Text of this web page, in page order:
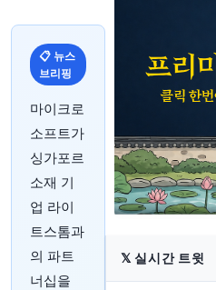
📋 뉴스
브리핑
마이크로
소프트가
싱가포르
소재 기
업 라이
트스톰과
의 파트
너십을
Hf Sinclair SVP
식 매도
INVESTING.COM
주 2,136달러에 매각
INVESTING.COM
트럼프, 백신 및 자
INVESTING.COM
INVESTING.COM
더 트레이드 데스크
𝕏 실시간 트윗